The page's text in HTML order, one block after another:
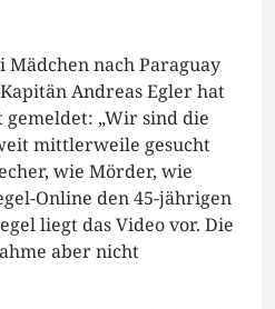
nach Paraguay
Andreas Egler hat
„Wir sind die
mittlerweile gesucht
wie Mörder, wie
Online den 45-jährigen
liegt das Video vor. Die
aber nicht